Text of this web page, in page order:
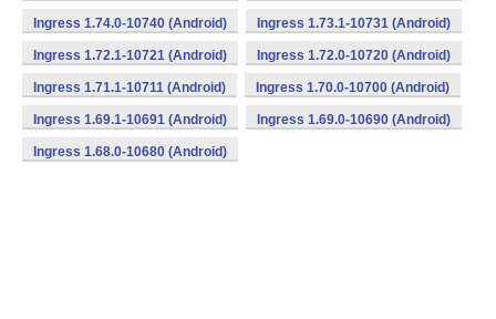
Ingress 1.74.0-10740 (Android) Ingress 1.73.1-10731 (Android)
Ingress 1.72.1-10721 (Android) Ingress 1.72.0-10720 (Android)
Ingress 1.71.1-10711 (Android) Ingress 1.70.0-10700 (Android)
Ingress 1.69.1-10691 (Android) Ingress 1.69.0-10690 (Android)
Ingress 1.68.0-10680 (Android)